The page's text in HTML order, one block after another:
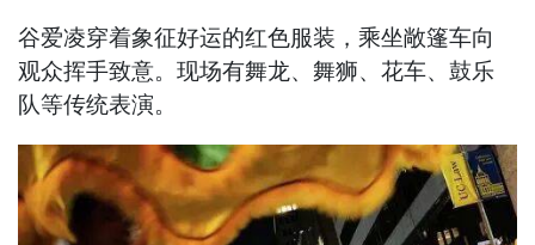
谷爱凌穿着象征好运的红色服装，乘坐敞篷车向
观众挥手致意。现场有舞龙、舞狮、花车、鼓乐
队等传统表演。